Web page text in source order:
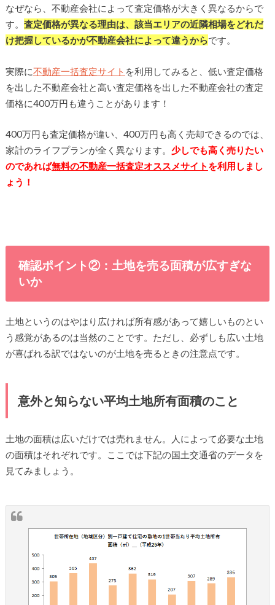
なぜなら、不動産会社によって査定価格が大きく異なるからで
す。 査定価格が異なる理由は、該当エリアの近隣相場をどれだ
け把握しているかが不動産会社によって違うからです。
実際に不動産一括査定サイト を利用してみると、低い査定価格
を出した不動産会社と高い査定価格を出した不動産会社の査定
価格に400万円も違うことがあります！
400万円も査定価格が違い、400万円も高く売却できるのでは、
家計のライフプランが全く異なります。 少しでも高く売りたい
のであれば無料の不動産一括査定オススメサイト を利用しまし
ょう！
確認ポイント②：土地を売る面積が広すぎな
いか
土地というのはやはり広ければ所有感があって嬉しいものとい
う感覚があるのは当然のことです。ただし、必ずしも広い土地
が喜ばれる訳ではないのが土地を売るときの注意点です。
意外と知らない平均土地所有面積のこと
土地の面積は広いだけでは売れません。人によって必要な土地
の面積はそれぞれです。ここでは下記の国土交通省のデータを
見てみましょう。